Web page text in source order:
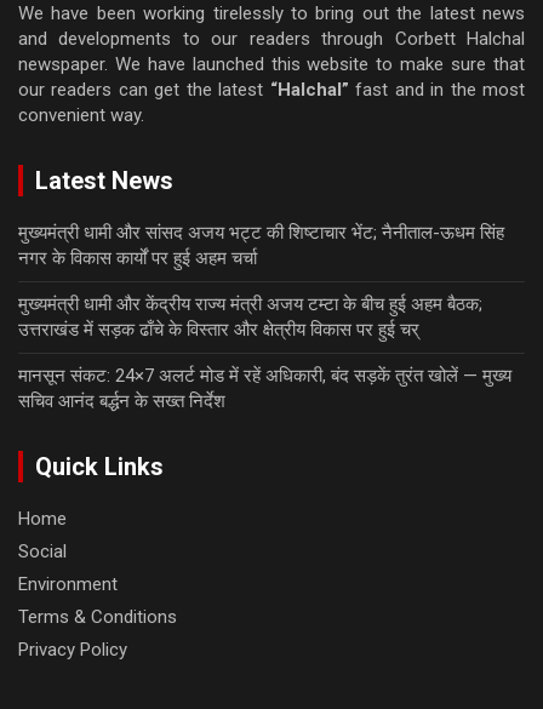
We have been working tirelessly to bring out the latest news
and developments to our readers through Corbett Halchal
newspaper. We have launched this website to make sure that
our readers can get the latest “Halchal” fast and in the most
convenient way.
Latest News
मुख्यमंत्री धामी और सांसद अजय भट्ट की शिष्टाचार भेंट; नैनीताल-ऊधम सिंह
नगर के विकास कार्यों पर हुई अहम चर्चा
मुख्यमंत्री धामी और केंद्रीय राज्य मंत्री अजय टम्टा के बीच हुई अहम बैठक;
उत्तराखंड में सड़क ढाँचे के विस्तार और क्षेत्रीय विकास पर हुई चर्
मानसून संकट: 24×7 अलर्ट मोड में रहें अधिकारी, बंद सड़कें तुरंत खोलें — मुख्य
सचिव आनंद बर्द्धन के सख्त निर्देश
Quick Links
Home
Social
Environment
Terms & Conditions
Privacy Policy